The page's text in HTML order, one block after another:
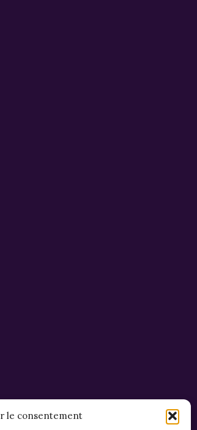
le consentement